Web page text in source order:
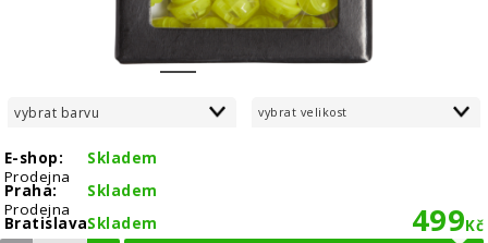
1 2 3 4
vybrat barvu vybrat velikost
E-shop:
Skladem
Prodejna
Praha:
Skladem
Prodejna
Bratislava:Skladem 499Kč